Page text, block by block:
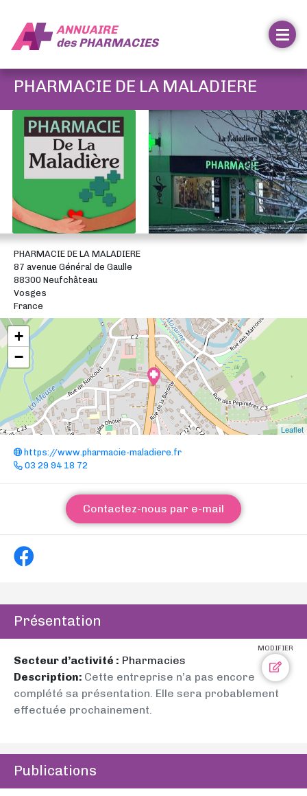
ANNUAIRE
desPHARMACIES
PHARMACIE DE LA MALADIERE
PHARMACIE DE LA MALADIERE
87 avenue Général de Gaulle
88300 Neufchâteau
Vosges
France
+
−
Leaflet
https://www.pharmacie-maladiere.fr
03 29 94 18 72
Contactez-nous par e-mail
Présentation
MODIFIER
Secteur d’activité : Pharmacies
Description: Cette entreprise n’a pas encore
complété sa présentation. Elle sera probablement
effectuée prochainement.
Publications